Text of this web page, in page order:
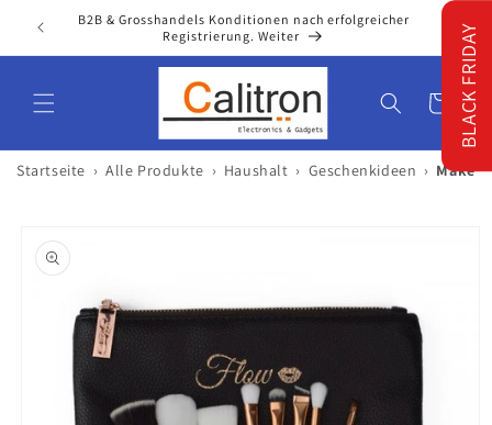
zum
Warenkorb
Startseite › Alle Produkte › Haushalt › Geschenkideen ›
BLACK FRIDAY